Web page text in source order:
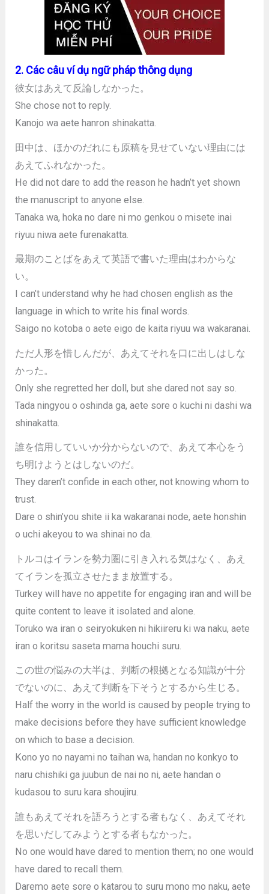
2. Các câu ví dụ ngữ pháp thông dụng
彼女はあえて反論しなかった。
She chose not to reply.
Kanojo wa aete hanron shinakatta.
田中は、ほかのだれにも原稿を見せていない理由には
あえてふれなかった。
He did not dare to add the reason he hadn’t yet shown
the manuscript to anyone else.
Tanaka wa, hoka no dare ni mo genkou o misete inai
riyuu niwa aete furenakatta.
最期のことばをあえて英語で書いた理由はわからな
い。
I can’t understand why he had chosen english as the
language in which to write his final words.
Saigo no kotoba o aete eigo de kaita riyuu wa wakaranai.
ただ人形を惜しんだが、あえてそれを口に出しはしな
かった。
Only she regretted her doll, but she dared not say so.
Tada ningyou o oshinda ga, aete sore o kuchi ni dashi wa
shinakatta.
誰を信用していいか分からないので、あえて本心をう
ち明けようとはしないのだ。
They daren’t confide in each other, not knowing whom to
trust.
Dare o shin’you shite ii ka wakaranai node, aete honshin
o uchi akeyou to wa shinai no da.
トルコはイランを勢力圏に引き入れる気はなく、あえ
てイランを孤立させたまま放置する。
Turkey will have no appetite for engaging iran and will be
quite content to leave it isolated and alone.
Toruko wa iran o seiryokuken ni hikiireru ki wa naku, aete
iran o koritsu saseta mama houchi suru.
この世の悩みの大半は、判断の根拠となる知識が十分
でないのに、あえて判断を下そうとするから生じる。
Half the worry in the world is caused by people trying to
make decisions before they have sufficient knowledge
on which to base a decision.
Kono yo no nayami no taihan wa, handan no konkyo to
naru chishiki ga juubun de nai no ni, aete handan o
kudasou to suru kara shoujiru.
誰もあえてそれを語ろうとする者もなく、あえてそれ
を思いだしてみようとする者もなかった。
No one would have dared to mention them; no one would
have dared to recall them.
Daremo aete sore o katarou to suru mono mo naku, aete